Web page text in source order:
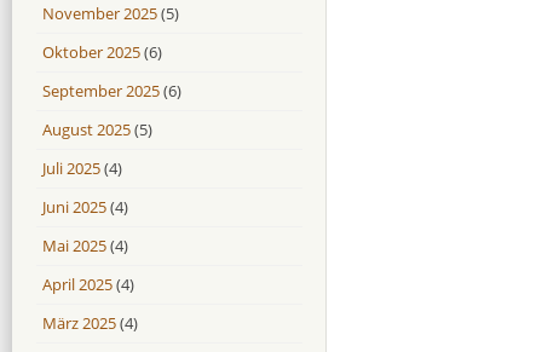
November 2025(5)
Oktober 2025(6)
September 2025(6)
August 2025(5)
Juli 2025(4)
Juni 2025(4)
Mai 2025(4)
April 2025(4)
März 2025(4)